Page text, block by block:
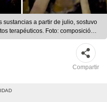
sustancias a partir de julio, sostuvo
terapéuticos. Foto: composición
Compartir